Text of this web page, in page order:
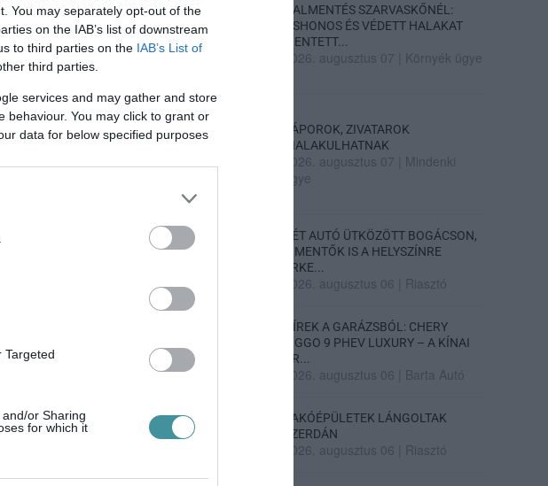
You may separately opt-out of the
on the IAB’s list of downstream
to third parties on the IAB’s List of
third parties.
services and may gather and store
behaviour. You may click to grant or
data for below specified purposes
Targeted
or Sharing
for which it
HALMENTÉS SZARVASKŐNÉL:
ŐSHONOS ÉS VÉDETT HALAKAT
MENTETT...
2026. augusztus 07 Környék ügye
ZÁPOROK, ZIVATAROK
KIALAKULHATNAK
2026. augusztus 07
Mindenki
ügye
KÉT AUTÓ ÜTKÖZÖTT BOGÁCSON,
A MENTŐK IS A HELYSZÍNRE
ÉRKE...
2026. augusztus 06 Riasztó
HÍREK A GARÁZSBÓL: CHERY
TIGGO 9 PHEV LUXURY – A KÍNAI
PR...
2026. augusztus 06 Barta Autó
LAKÓÉPÜLETEK LÁNGOLTAK
SZERDÁN
2026. augusztus 06 Riasztó